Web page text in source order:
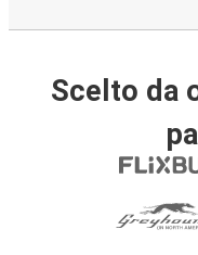
Scelto da